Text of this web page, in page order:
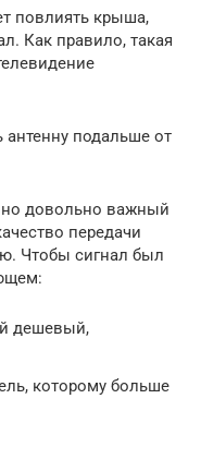
повлиять крыша,
Как правило, такая
антенну подальше от
но довольно важный
передачи
Чтобы сигнал был
дешевый,
которому больше